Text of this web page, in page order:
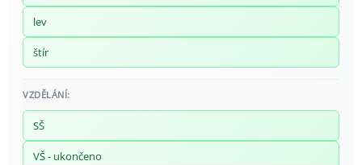
lev
štír
VZDĚLÁNÍ:
SŠ
VŠ - ukončeno